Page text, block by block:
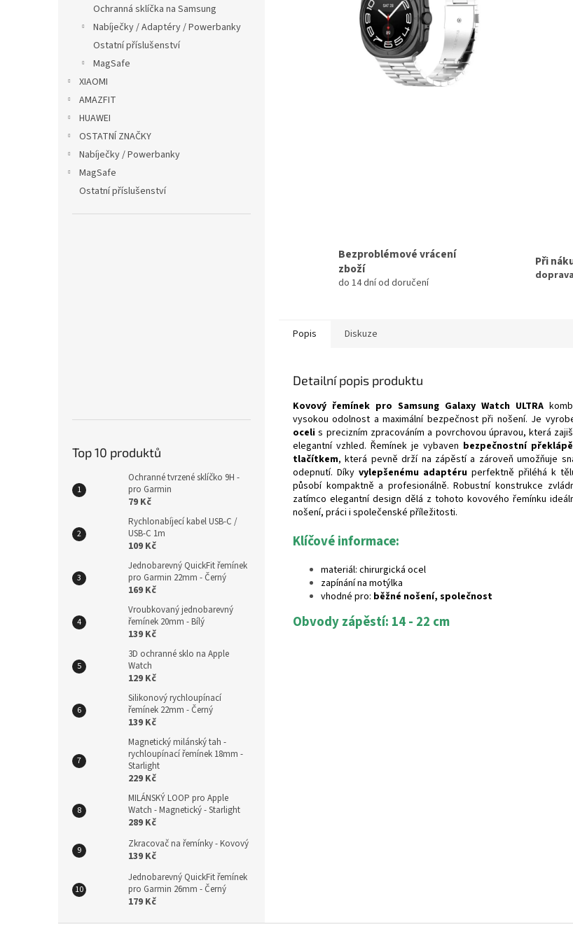
Ochranná sklíčka na Samsung
Nabíječky / Adaptéry / Powerbanky
Ostatní příslušenství
MagSafe
XIAOMI
AMAZFIT
HUAWEI
OSTATNÍ ZNAČKY
Nabíječky / Powerbanky
MagSafe
Ostatní příslušenství
Top 10 produktů
Ochranné tvrzené sklíčko 9H -
pro Garmin
79 Kč
Rychlonabíjecí kabel USB-C /
USB-C 1m
109 Kč
Jednobarevný QuickFit řemínek
pro Garmin 22mm - Černý
169 Kč
Vroubkovaný jednobarevný
řemínek 20mm - Bílý
139 Kč
3D ochranné sklo na Apple
Watch
129 Kč
Silikonový rychloupínací
řemínek 22mm - Černý
139 Kč
Magnetický milánský tah -
rychloupínací řemínek 18mm -
Starlight
229 Kč
MILÁNSKÝ LOOP pro Apple
Watch - Magnetický - Starlight
289 Kč
Zkracovač na řemínky - Kovový
139 Kč
Jednobarevný QuickFit řemínek
pro Garmin 26mm - Černý
179 Kč
Bezproblémové vrácení
zboží
do 14 dní od doručení
Při
Popis Diskuze
Detailní popis produktu
Kovový řemínek pro Samsung Galaxy Watch ULTRA
vysokou odolnost a maximální bezpečnost při nošení. Je
oceli s precizním zpracováním a povrchovou úpravou, která
elegantní vzhled. Řemínek je vybaven bezpečnostní
tlačítkem, která pevně drží na zápěstí a zároveň umožňuje
odepnutí. Díky vylepšenému adaptéruperfektně přiléhá k
působí kompaktně a profesionálně. Robustní konstrukce
zatímco elegantní design dělá z tohoto kovového řemínku
nošení, práci i společenské příležitosti.
Klíčové informace:
materiál: chirurgická ocel
zapínání na motýlka
vhodné pro: běžné nošení, společnost
Obvody zápěstí: 14 - 22 cm